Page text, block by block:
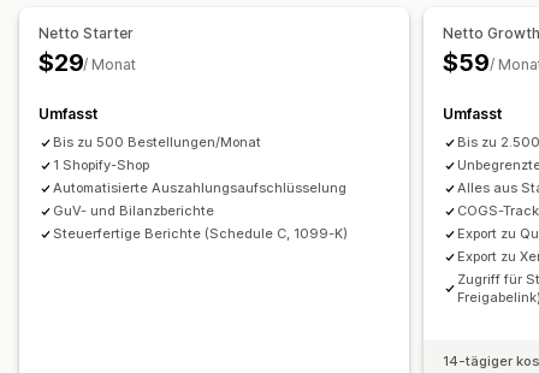
Mehrere Währungen
Transaktionen Auszahlungen
Import historischer Daten
Netto Starter
$29/ Monat
Umfasst
Bis zu 500 Bestellungen/Monat
1 Shopify-Shop
Automatisierte Auszahlungsaufschlüsselung
GuV- und Bilanzberichte
Steuerfertige Berichte (Schedule C, 1099-K)
Netto
$59/
Umfasst
Bis zu
Alles aus
COGS-
Export zu
Export zu
Zugriff für
14-tägiger